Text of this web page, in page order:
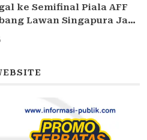
ke Semifinal Piala AFF
Lawan Singapura Jadi
Garuda